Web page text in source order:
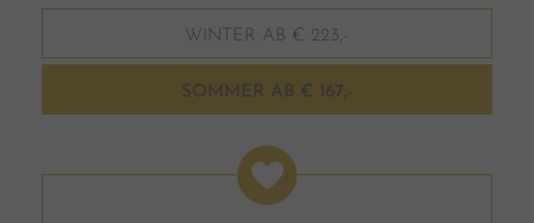
WINTER AB € 223,-
SOMMER AB € 167,-